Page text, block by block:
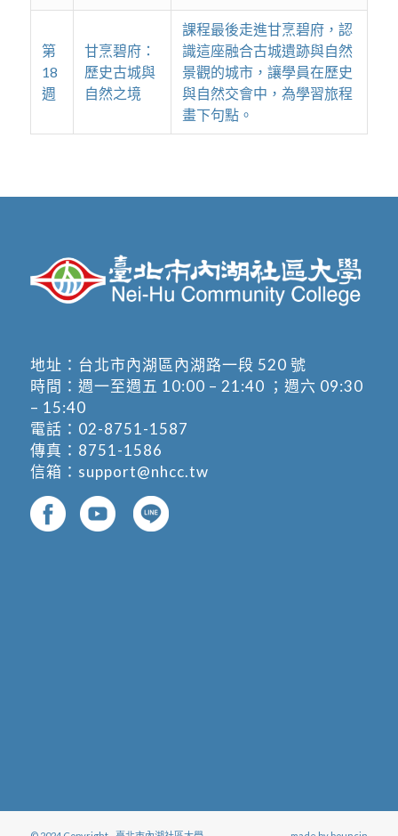
第
18
週
甘烹碧府：
歷史古城與
自然之境
課程最後走進甘烹碧府，認
識這座融合古城遺跡與自然
景觀的城市，讓學員在歷史
與自然交會中，為學習旅程
畫下句點。
地址： 台北市內湖區內湖路一段 520 號
時間：週一至週五 10:00 – 21:40 ；週六 09:30
– 15:40
電話： 02-8751-1587
傳真：8751-1586
信箱： support@nhcc.tw